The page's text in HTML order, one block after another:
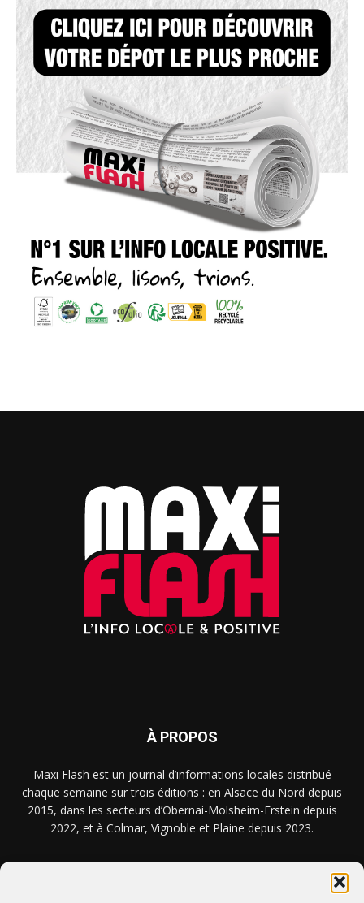
À PROPOS
Maxi Flash est un journal d’informations locales distribué
chaque semaine sur trois éditions : en Alsace du Nord depuis
2015, dans les secteurs d’Obernai-Molsheim-Erstein depuis
2022, et à Colmar, Vignoble et Plaine depuis 2023.